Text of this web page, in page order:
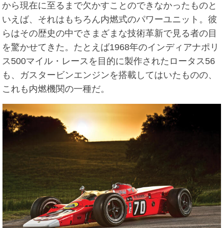
から現在に至るまで欠かすことのできなかったものと
いえば、それはもちろん内燃式のパワーユニット。彼
らはその歴史の中でさまざまな技術革新で見る者の目
を驚かせてきた。たとえば1968年のインディアナポリ
ス500マイル・レースを目的に製作されたロータス56
も、ガスタービンエンジンを搭載してはいたものの、
これも内燃機関の一種だ。